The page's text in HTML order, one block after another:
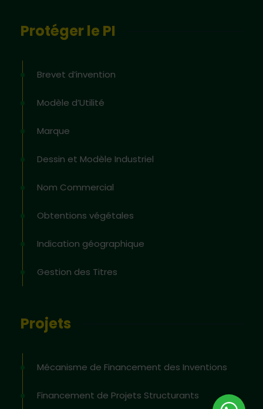
Protéger le PI
Brevet d’invention
Modèle d’Utilité
Marque
Dessin et Modèle Industriel
Nom Commercial
Obtentions végétales
Indication géographique
Gestion des Titres
Projets
Mécanisme de Financement des Inventions
Financement de Projets Structurants